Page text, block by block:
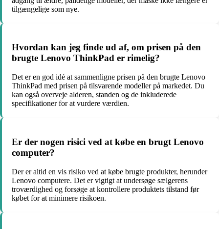
tilgængelige som nye.
Hvordan kan jeg finde ud af, om prisen på den
brugte Lenovo ThinkPad er rimelig?
Det er en god idé at sammenligne prisen på den brugte Lenovo
ThinkPad med prisen på tilsvarende modeller på markedet. Du
kan også overveje alderen, standen og de inkluderede
specifikationer for at vurdere værdien.
Er der nogen risici ved at købe en brugt Lenovo
computer?
Der er altid en vis risiko ved at købe brugte produkter, herunder
Lenovo computere. Det er vigtigt at undersøge sælgerens
troværdighed og forsøge at kontrollere produktets tilstand før
købet for at minimere risikoen.